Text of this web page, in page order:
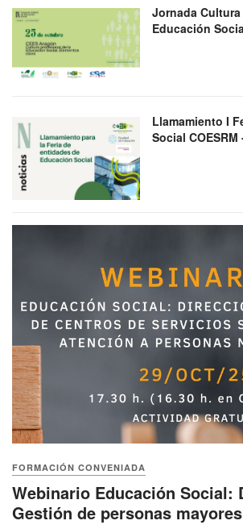
Jornada
Educación
Llamamiento I
Social COESRM
FORMACIÓN CONVENIADA
Webinario Educación Social:
Gestión de personas mayores